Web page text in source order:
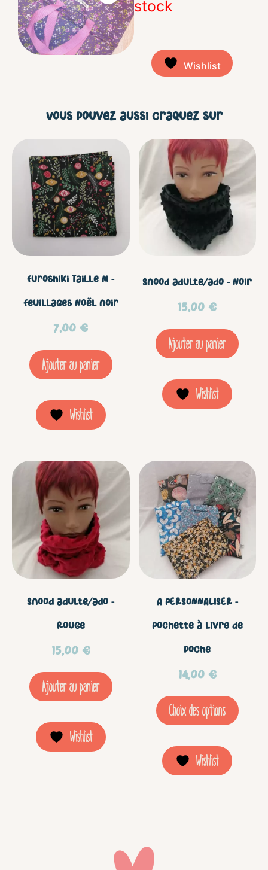
stock
Wishlist
Vous pouvez aussi craquez sur
Furoshiki Taille M –
Feuillages Noël noir
7,00 €
Ajouter au panier
Wishlist
Snood adulte/ado – Noir
15,00 €
Ajouter au panier
Wishlist
Snood adulte/ado –
Rouge
15,00 €
Ajouter au panier
Wishlist
A PERSONNALISER –
Pochette à livre de
poche
14,00 €
Choix des options
Ce
a
sur
Wishlist